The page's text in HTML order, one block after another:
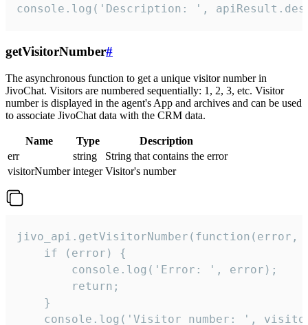
console.log('Description: ',
getVisitorNumber#
The asynchronous function to get a unique visitor number in
JivoChat. Visitors are numbered sequentially: 1, 2, 3, etc. Visitor
number is displayed in the agent's App and archives and can be used
to associate JivoChat data with the CRM data.
Name Type
Description
err
string
String that contains the error
visitorNumber integer Visitor's number
jivo_api.getVisitorNumber(function(error,
    if (error) {
        console.log('Error: ', error);
        return;
    }
console.log('Visitor number: ',